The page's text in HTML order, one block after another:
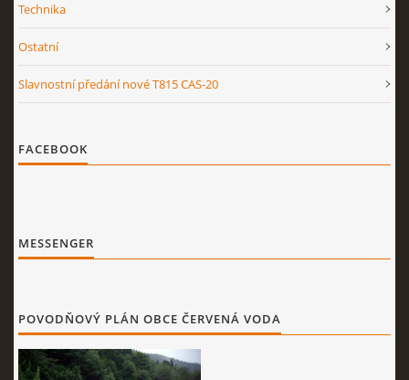
Technika
Ostatní
Slavnostní předání nové T815 CAS-20
FACEBOOK
MESSENGER
POVODŇOVÝ PLÁN OBCE ČERVENÁ VODA